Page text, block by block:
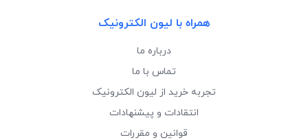
همراه با لیون الکترونیک
درباره ما
تماس با ما
تجربه خرید از لیون الکترونیک
انتقادات و پیشنهادات
قوانین و مقررات